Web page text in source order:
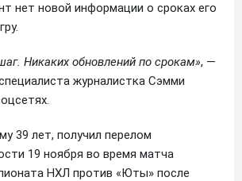
нет новой информации о сроках его
Никаких обновлений по срокам», —
журналистка Сэмми
39 лет, получил перелом
19 ноября во время матча
НХЛ против «Юты» после